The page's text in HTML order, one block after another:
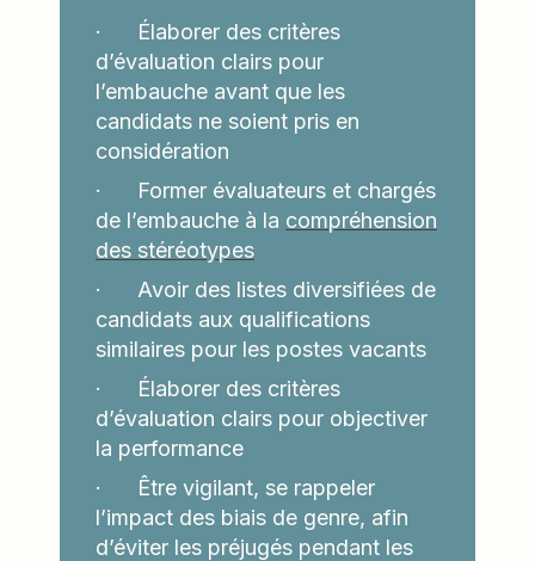
· Élaborer des critères
d’évaluation clairs pour
l’embauche avant que les
candidats ne soient pris en
considération
· Former évaluateurs et chargés
de l’embauche à la compréhension
des stéréotypes
· Avoir des listes diversifiées de
candidats aux qualifications
similaires pour les postes vacants
· Élaborer des critères
d’évaluation clairs pour objectiver
la performance
· Être vigilant, se rappeler
l’impact des biais de genre, afin
d’éviter les préjugés pendant les